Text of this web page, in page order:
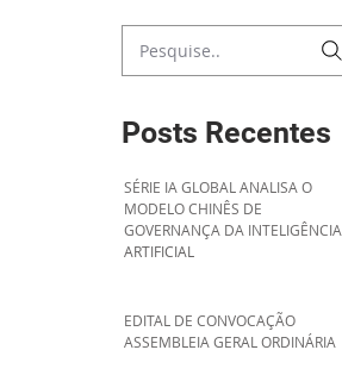
Posts Recentes
SÉRIE IA GLOBAL ANALISA O
MODELO CHINÊS DE
GOVERNANÇA DA INTELIGÊNCIA
ARTIFICIAL
EDITAL DE CONVOCAÇÃO
ASSEMBLEIA GERAL ORDINÁRIA